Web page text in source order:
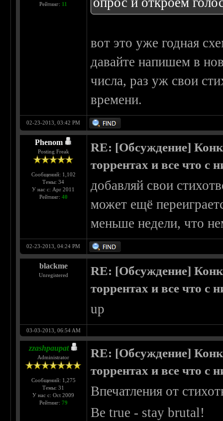
Рейтинг: 11
вот это уже годная
давайте напишем в
числа, раз уж свои
времени.
02-23-2013, 03:42 PM
Phenom
Posting Freak
Сообщений: 1,102
Темы: 34
У нас с: Apr 2011
Рейтинг: 40
RE: [Обсуждение]
торрентах и все что с
добавляй свои
может ещё
меньше недели, что
02-23-2013, 04:24 PM
blackme
Unregistered
RE: [Обсуждение]
торрентах и все что с
up
03-03-2013, 06:54 AM
zzashpaupat
Administrator
Сообщений: 1,275
Темы: 31
У нас с: Oct 2009
Рейтинг: 79
RE: [Обсуждение]
торрентах и все что с
Впечатления от
Be true - stay brutal!